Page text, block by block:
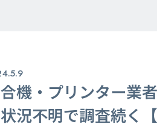
機・プリンター業
況不明で調査続く